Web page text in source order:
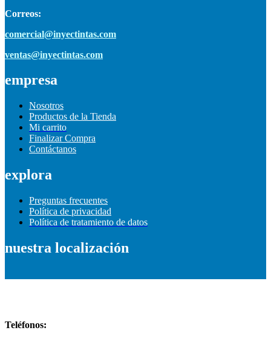
Correos:
comercial@inyectintas.com
ventas@inyectintas.com
empresa
Nosotros
Productos de la Tienda
Mi carrito
Finalizar Compra
Contáctanos
explora
Preguntas frecuentes
Política de privacidad
Política de tratamiento de datos
nuestra localización
Teléfonos: